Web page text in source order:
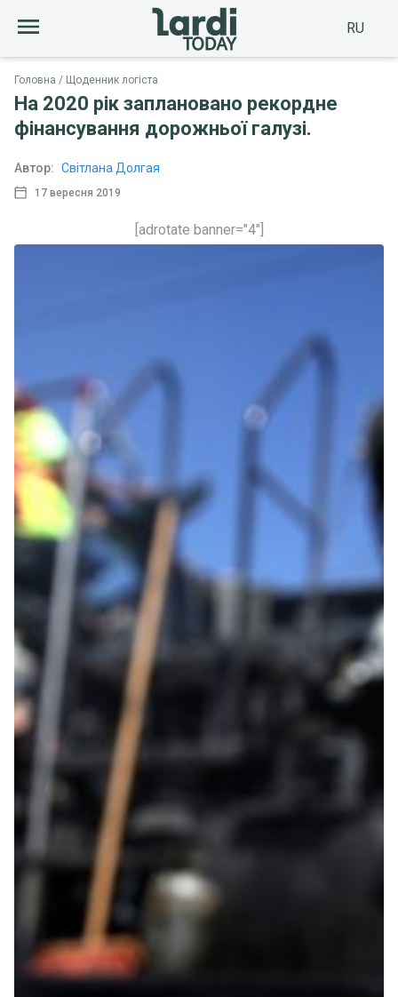
RU
Головна Щоденник логіста
На 2020 рік заплановано рекордне
фінансування дорожньої галузі.
17 вересня 2019
Автор: Світлана Долгая
[adrotate banner="4"]